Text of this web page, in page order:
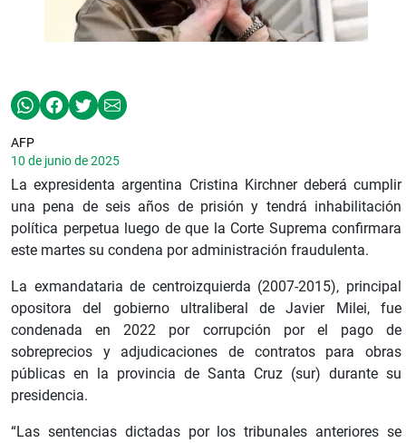
AFP
10 de junio de 2025
La expresidenta argentina Cristina Kirchner deberá cumplir
una pena de seis años de prisión y tendrá inhabilitación
política perpetua luego de que la Corte Suprema confirmara
este martes su condena por administración fraudulenta.
La exmandataria de centroizquierda (2007-2015), principal
opositora del gobierno ultraliberal de Javier Milei, fue
condenada en 2022 por corrupción por el pago de
sobreprecios y adjudicaciones de contratos para obras
públicas en la provincia de Santa Cruz (sur) durante su
presidencia.
“Las sentencias dictadas por los tribunales anteriores se